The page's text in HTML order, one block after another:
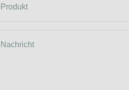
Produkt
Nachricht